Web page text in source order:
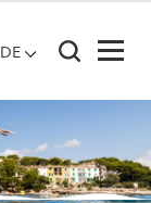
DE